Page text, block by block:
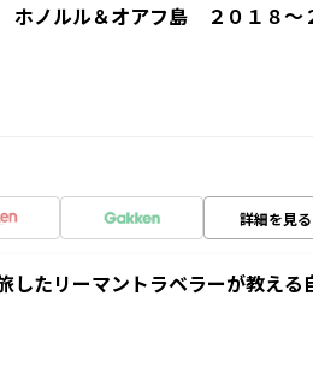
ノルル＆オアフ島 ２０１８～
詳細を見る
たリーマントラベラーが教える